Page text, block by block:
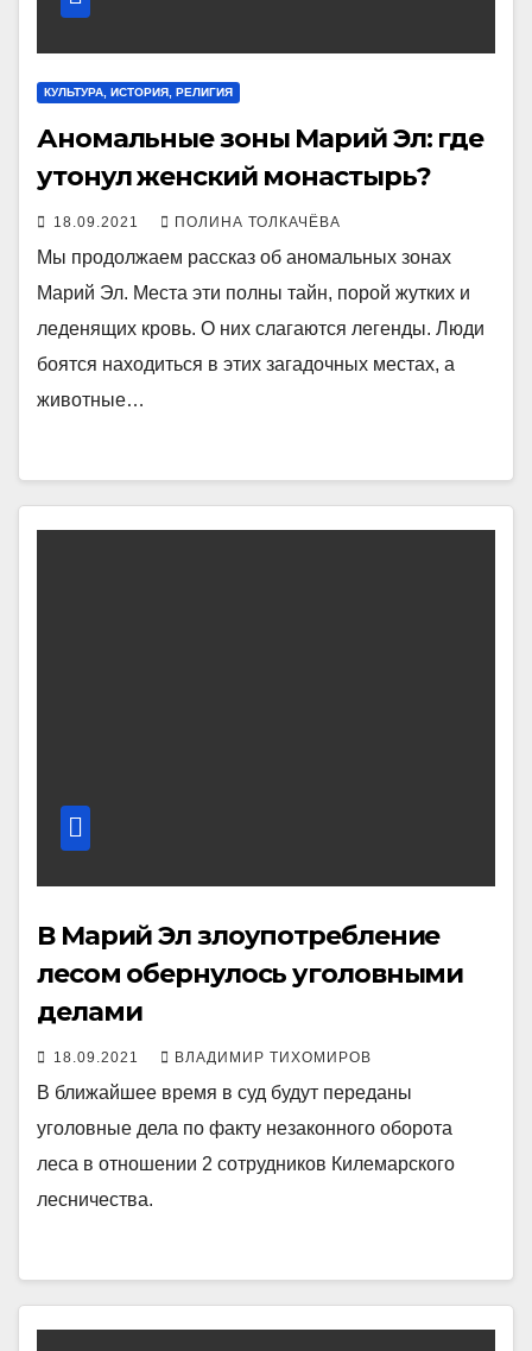
КУЛЬТУРА, ИСТОРИЯ, РЕЛИГИЯ
Аномальные зоны Марий Эл: где
утонул женский монастырь?
18.09.2021 ПОЛИНА ТОЛКАЧЁВА
Мы продолжаем рассказ об аномальных зонах
Марий Эл. Места эти полны тайн, порой жутких и
леденящих кровь. О них слагаются легенды. Люди
боятся находиться в этих загадочных местах, а
животные…
В Марий Эл злоупотребление
лесом обернулось уголовными
делами
18.09.2021 ВЛАДИМИР ТИХОМИРОВ
В ближайшее время в суд будут переданы
уголовные дела по факту незаконного оборота
леса в отношении 2 сотрудников Килемарского
лесничества.